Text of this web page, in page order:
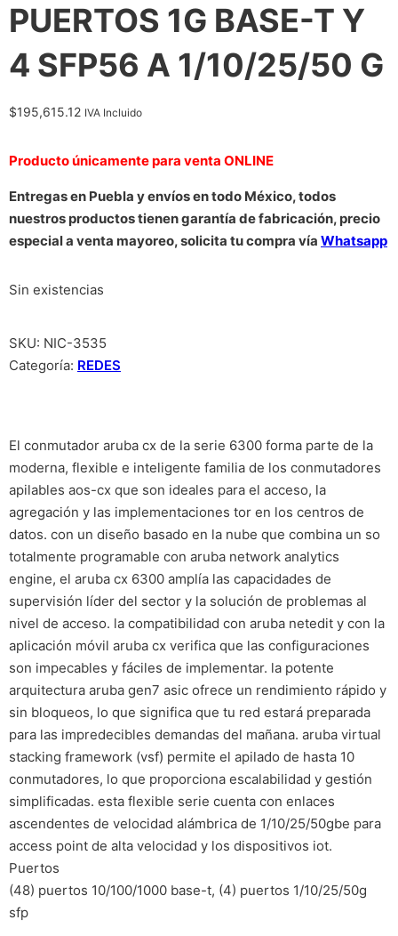
PUERTOS 1G BASE-T Y
4 SFP56 A 1/10/25/50 G
$195,615.12 IVA Incluido
Producto únicamente para venta ONLINE
Entregas en Puebla y envíos en todo México, todos
nuestros productos tienen garantía de fabricación, precio
especial a venta mayoreo, solicita tu compra vía Whatsapp
Sin existencias
SKU: NIC-3535
Categoría: REDES
El conmutador aruba cx de la serie 6300 forma parte de la
moderna, flexible e inteligente familia de los conmutadores
apilables aos-cx que son ideales para el acceso, la
agregación y las implementaciones tor en los centros de
datos. con un diseño basado en la nube que combina un so
totalmente programable con aruba network analytics
engine, el aruba cx 6300 amplía las capacidades de
supervisión líder del sector y la solución de problemas al
nivel de acceso. la compatibilidad con aruba netedit y con la
aplicación móvil aruba cx verifica que las configuraciones
son impecables y fáciles de implementar. la potente
arquitectura aruba gen7 asic ofrece un rendimiento rápido y
sin bloqueos, lo que significa que tu red estará preparada
para las impredecibles demandas del mañana. aruba virtual
stacking framework (vsf) permite el apilado de hasta 10
conmutadores, lo que proporciona escalabilidad y gestión
simplificadas. esta flexible serie cuenta con enlaces
ascendentes de velocidad alámbrica de 1/10/25/50gbe para
access point de alta velocidad y los dispositivos iot.
Puertos
(48) puertos 10/100/1000 base-t, (4) puertos 1/10/25/50g
sfp